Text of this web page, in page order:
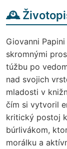
🕰️
Giovanni
skromnými
túžbu po
nad svojich
mladosti v
čím si vytvoril
kritický postoj
búrlivákom,
morálku a